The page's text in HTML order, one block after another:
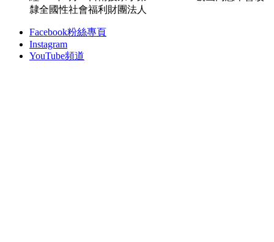
隸全國性社會福利財團法人
Facebook粉絲專頁
Instagram
YouTube頻道